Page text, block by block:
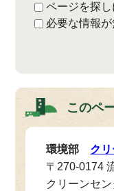
ページを探
必要な情報が
このペ
環境部 ク
〒270-0174
クリーンセン